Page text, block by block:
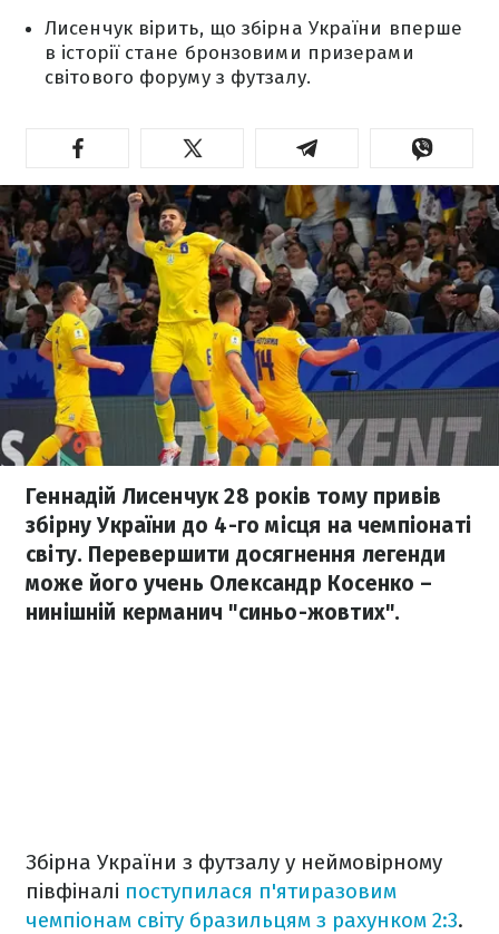
Лисенчук вірить, що збірна України вперше
в історії стане бронзовими призерами
світового форуму з футзалу.
Геннадій Лисенчук 28 років тому привів
збірну України до 4-го місця на чемпіонаті
світу. Перевершити досягнення легенди
може його учень Олександр Косенко –
нинішній керманич "синьо-жовтих".
Збірна України з футзалу у неймовірному
півфіналі поступилася п'ятиразовим
чемпіонам світу бразильцям з рахунком 2:3.